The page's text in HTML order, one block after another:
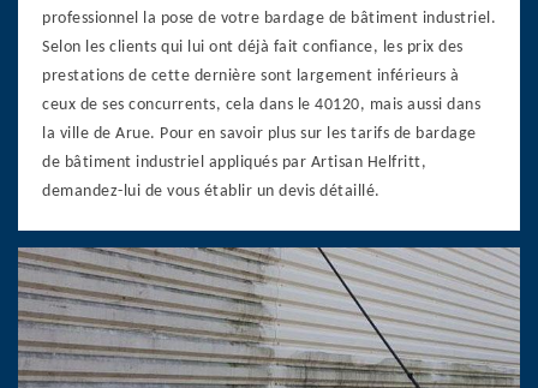
professionnel la pose de votre bardage de bâtiment industriel.
Selon les clients qui lui ont déjà fait confiance, les prix des
prestations de cette dernière sont largement inférieurs à
ceux de ses concurrents, cela dans le 40120, mais aussi dans
la ville de Arue. Pour en savoir plus sur les tarifs de bardage
de bâtiment industriel appliqués par Artisan Helfritt,
demandez-lui de vous établir un devis détaillé.